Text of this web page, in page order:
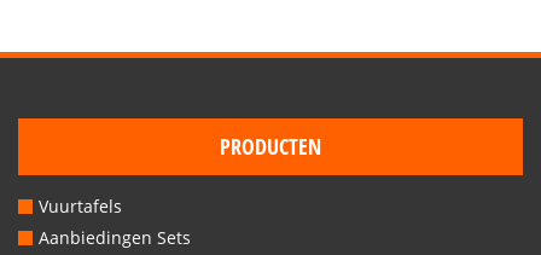
PRODUCTEN
Vuurtafels
Aanbiedingen Sets